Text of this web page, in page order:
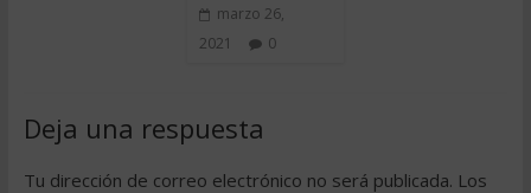
marzo 26,
2021
0
Deja una respuesta
Tu dirección de correo electrónico no será publicada. Los